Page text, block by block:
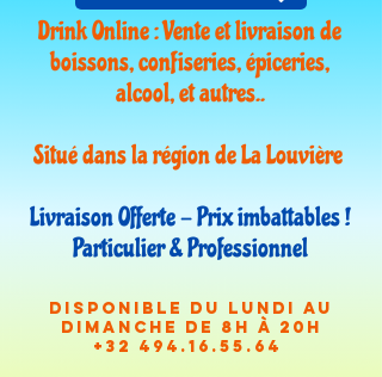
Drink Online : Vente et livraison de
boissons, confiseries, épiceries,
alcool, et autres..
Situé dans la région de La Louvière
Livraison Offerte - Prix imbattables !
Particulier & Professionnel
Disponible du lundi au
dimanche de 8h à 20H
+32 494.16.55.64